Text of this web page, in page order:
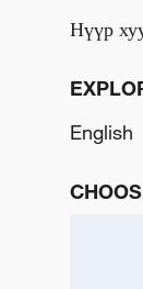
Нүүр
English